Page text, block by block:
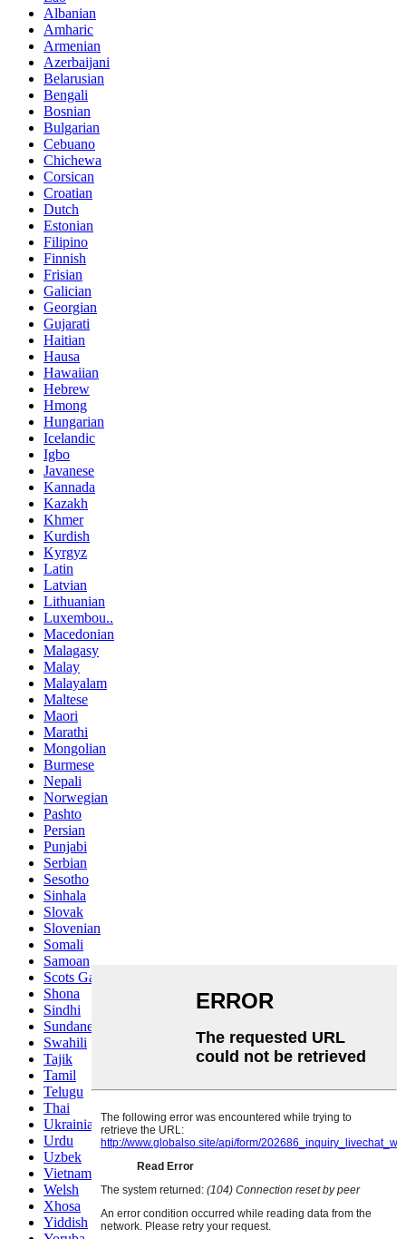
Albanian
Amharic
Armenian
Azerbaijani
Belarusian
Bengali
Bosnian
Bulgarian
Cebuano
Chichewa
Corsican
Croatian
Dutch
Estonian
Filipino
Finnish
Frisian
Galician
Georgian
Gujarati
Haitian
Hausa
Hawaiian
Hebrew
Hmong
Hungarian
Icelandic
Igbo
Javanese
Kannada
Kazakh
Khmer
Kurdish
Kyrgyz
Latin
Latvian
Lithuanian
Luxembou..
Macedonian
Malagasy
Malay
Malayalam
Maltese
Maori
Marathi
Mongolian
Burmese
Nepali
Norwegian
Pashto
Persian
Punjabi
Serbian
Sesotho
Sinhala
Slovak
Slovenian
Somali
Samoan
Scots Gaelic
Shona
Sindhi
Sundanese
Swahili
Tajik
Tamil
Telugu
Thai
Ukrainian
Urdu
Uzbek
Vietnamese
Welsh
Xhosa
Yiddish